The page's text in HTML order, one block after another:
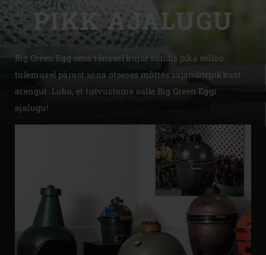
PIKK AJALUGU
Big Green Egg oma tänasel kujul sündis pika eelloo
tulemusel pärast sõna otseses mõttes sajanditepikkust
arengut. Luba, et tutvustame sulle Big Green Eggi
ajalugu!